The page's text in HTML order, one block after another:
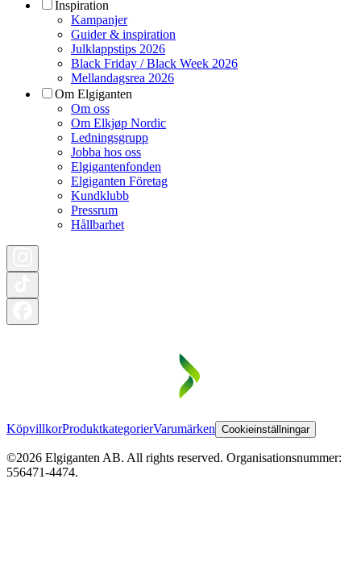
Inspiration
Kampanjer
Guider & inspiration
Julklappstips 2026
Black Friday / Black Week 2026
Mellandagsrea 2026
Om Elgiganten
Om oss
Om Elkjøp Nordic
Ledningsgrupp
Jobba hos oss
Elgigantenfonden
Elgiganten Företag
Kundklubb
Pressrum
Hållbarhet
KöpvillkorProduktkategorierVarumärken Cookieinställningar
©2026 Elgiganten AB. All rights reserved. Organisationsnummer:
556471-4474.